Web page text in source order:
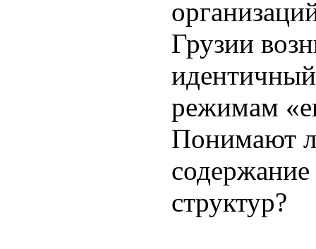
Грузии
режимам
Понимают
структур?